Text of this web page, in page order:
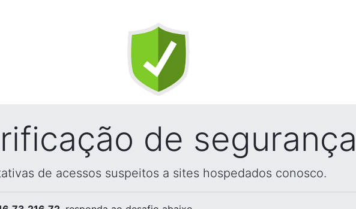
de segurança
de acessos suspeitos a sites hospedados conosco.